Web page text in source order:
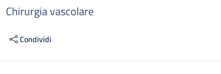
Chirurgia vascolare
Condividi